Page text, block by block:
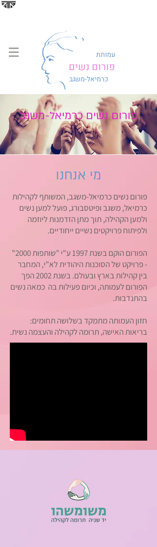
פורום נשים
כרמיאל-משגב
עמותת
פורום נשים כרמיאל-משגב
מי אנחנו
פורום נשים כרמיאל-משגב, המשותף לקהילות
כרמיאל, משגב ופיטסבורג, פועל למען נשים
ולמען הקהילה, תוך מתן הזדמנות ליוזמה
ולפיתוח פרויקטים נשיים ייחודיים.
הפורום הוקם בשנת 1997 ע"י "שותפות 2000"
- פרויקט של הסוכנות היהודית לא"י, המחבר
בין קהילות בארץ ובעולם.
בשנת 2002 הפך
הפורום לעמותה, וכיום פעילות בה כמאה נשים
בהתנדבות.
חזון העמותה מתמקד בשלושה תחומים:
בריאות האישה, תרומה לקהילה והעצמה נשית.